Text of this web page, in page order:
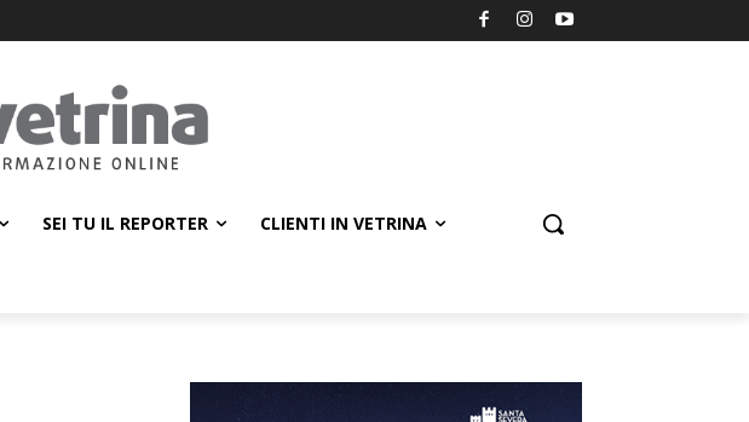
SEI TU IL REPORTER CLIENTI IN VETRINA